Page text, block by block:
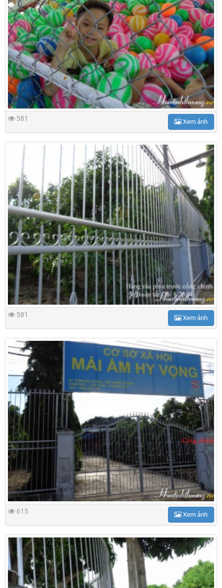
581 Xem ảnh
581 Xem ảnh
615 Xem ảnh